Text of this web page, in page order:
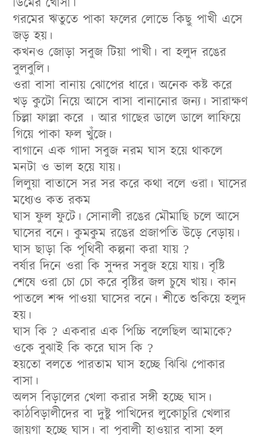
গরমের ঋতুতে পাকা ফলের লোভে কিছু পাখী এসে
জড় হয়।
কখনও জোড়া সবুজ টিয়া পাখী। বা হলুদ রঙের
বুলবুলি।
ওরা বাসা বানায় ঝোপের ধারে। অনেক কষ্ট করে
খড় কুটো নিয়ে আসে বাসা বানানোর জন্য। সারাক্ষণ
চিল্লা ফাল্লা করে । আর গাছের ডালে ডালে লাফিয়ে
গিয়ে পাকা ফল খুঁজে।
বাগানে এক গাদা সবুজ নরম ঘাস হয়ে থাকলে
মনটা ও ভাল হয়ে যায়।
লিলুয়া বাতাসে সর সর করে কথা বলে ওরা। ঘাসের
মধ্যেও কত রকম
ঘাস ফুল ফুটে। সোনালী রঙের মৌমাছি চলে আসে
ঘাসের বনে। কুমকুম রঙের প্রজাপতি উড়ে বেড়ায়।
ঘাস ছাড়া কি পৃথিবী কল্পনা করা যায় ?
বর্ষার দিনে ওরা কি সুন্দর সবুজ হয়ে যায়। বৃষ্টি
শেষে ওরা চো চো করে বৃষ্টির জল চুষে খায়। কান
পাতলে শব্দ পাওয়া ঘাসের বনে। শীতে শুকিয়ে হলুদ
হয়।
ঘাস কি ? একবার এক পিচ্চি বলেছিল আমাকে?
ওকে বুঝাই কি করে ঘাস কি ?
হয়তো বলতে পারতাম ঘাস হচ্ছে ঝিঝি পোকার
বাসা।
অলস বিড়ালের খেলা করার সঙ্গী হচ্ছে ঘাস।
কাঠবিড়ালীদের বা দুষ্টু পাখিদের লুকোচুরি খেলার
জায়গা হচ্ছে ঘাস। বা পূবালী হাওয়ার বাসা হল